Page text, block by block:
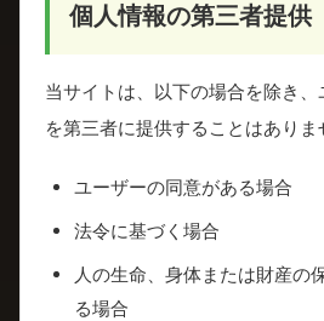
個人情報の第三者提供
当サイトは、以下の場合を除き
を第三者に提供することはありま
ユーザーの同意がある場合
法令に基づく場合
人の生命、身体または財産の
る場合